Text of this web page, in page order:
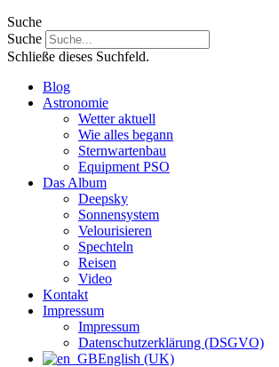
Suche
Suche
Schließe dieses Suchfeld.
Blog
Astronomie
Wetter aktuell
Wie alles begann
Sternwartenbau
Equipment PSO
Das Album
Deepsky
Sonnensystem
Velourisieren
Spechteln
Reisen
Video
Kontakt
Impressum
Impressum
Datenschutzerklärung (DSGVO)
English (UK)